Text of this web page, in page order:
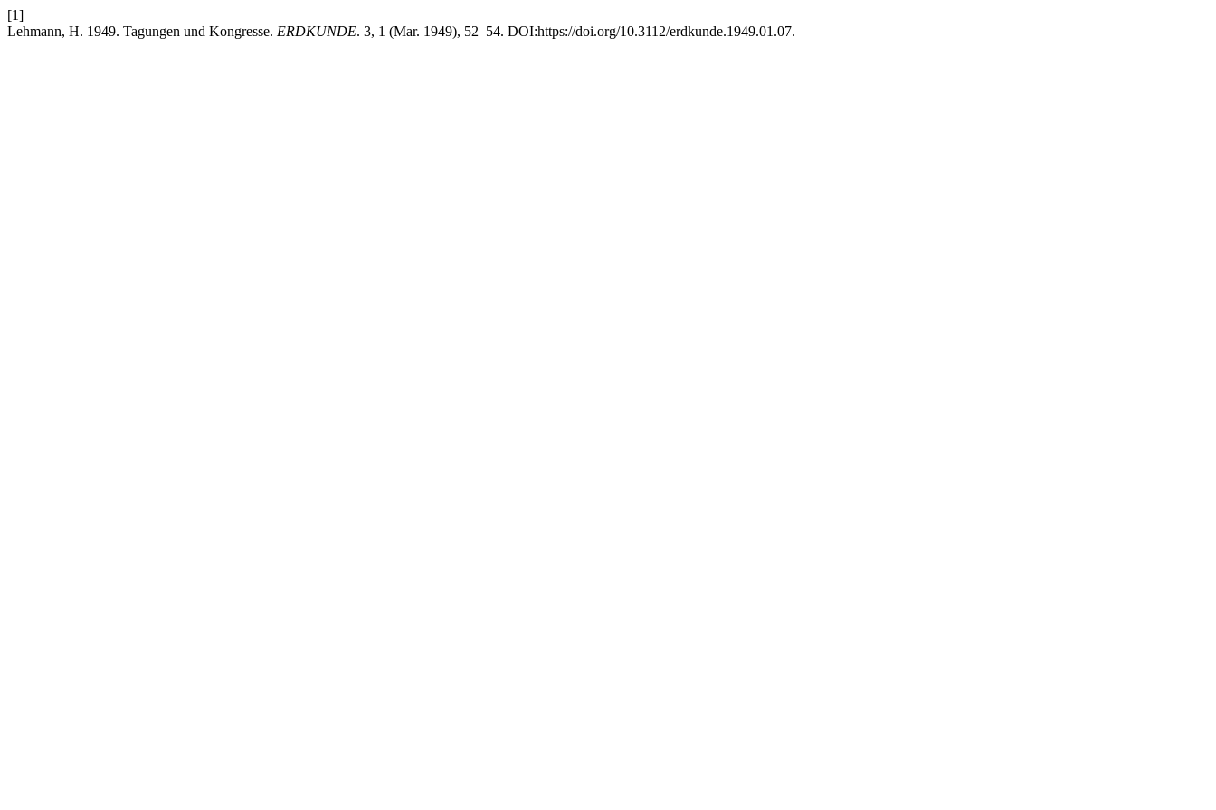
[1]
Lehmann, H. 1949. Tagungen und Kongresse. ERDKUNDE. 3, 1 (Mar. 1949), 52–54. DOI:https://doi.org/10.3112/erdkunde.1949.01.07.